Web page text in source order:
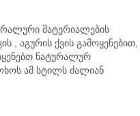
მატერიალების
, აგურის ქვის გამოყენებით,
ნატურალურ
ამ სტილს ძალიან